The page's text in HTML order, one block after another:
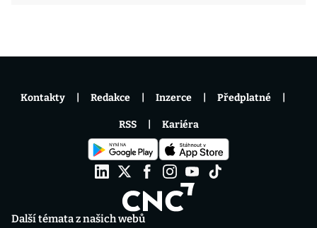
Další témata z našich webů
Kontakty Redakce Inzerce Předplatné
RSS Kariéra